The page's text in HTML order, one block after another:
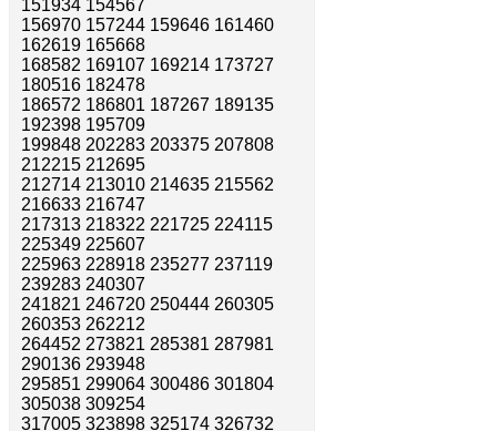
151934 154567
156970 157244 159646 161460
162619 165668
168582 169107 169214 173727
180516 182478
186572 186801 187267 189135
192398 195709
199848 202283 203375 207808
212215 212695
212714 213010 214635 215562
216633 216747
217313 218322 221725 224115
225349 225607
225963 228918 235277 237119
239283 240307
241821 246720 250444 260305
260353 262212
264452 273821 285381 287981
290136 293948
295851 299064 300486 301804
305038 309254
317005 323898 325174 326732